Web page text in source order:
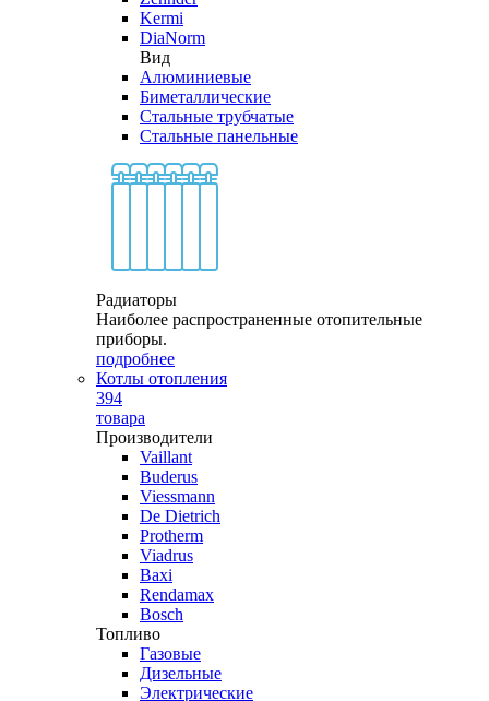
Kermi
DiaNorm
Вид
Алюминиевые
Биметаллические
Стальные трубчатые
Стальные панельные
Радиаторы
Наиболее распространенные отопительные
приборы.
подробнее
Котлы отопления
394
товара
Производители
Vaillant
Buderus
Viessmann
De Dietrich
Protherm
Viadrus
Baxi
Rendamax
Bosch
Топливо
Газовые
Дизельные
Электрические